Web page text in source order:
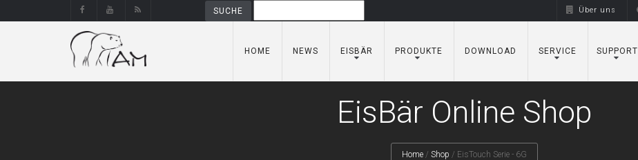
Über uns
HOME NEWS EISBÄR PRODUKTE DOWNLOAD SERVICE SUPPORT
EisBär Online Shop
Home / Shop / EisTouch Serie - 6G